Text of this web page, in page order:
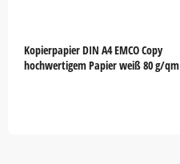
Kopierpapier DIN A4 EMCO Copy
hochwertigem Papier weiß 80 g/qm